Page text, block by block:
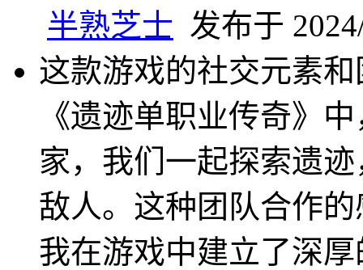
半熟芝士 发布于
这款游戏的社交元素
《遗迹单职业传奇》
家，我们一起探索遗
敌人。这种团队合作
我在游戏中建立了深